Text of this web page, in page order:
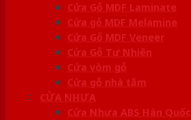
Cửa Gỗ MDF Laminate
Cửa gỗ MDF Melamine
Cửa Gỗ MDF Veneer
Cửa Gỗ Tự Nhiên
Cửa vòm gỗ
Cửa gỗ nhà tắm
CỬA NHỰA
Cửa Nhựa ABS Hàn Quốc